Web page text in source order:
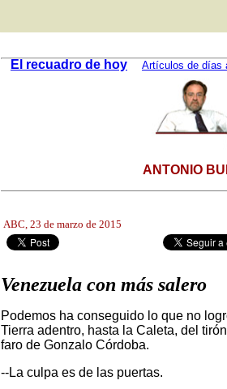
El recuadro de hoy Artículos de días
ANTONIO
ABC, 23 de marzo de 2015
Venezuela con más salero
Podemos ha conseguido lo que no
Tierra adentro, hasta la Caleta, del
faro de Gonzalo Córdoba.
--La culpa es de las puertas.